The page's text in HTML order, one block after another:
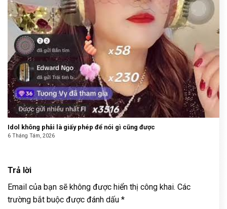
Idol không phải là giấy phép để nói gì cũng được
6 Tháng Tám, 2026
Trả lời
Email của bạn sẽ không được hiển thị công khai. Các
trường bắt buộc được đánh dấu *